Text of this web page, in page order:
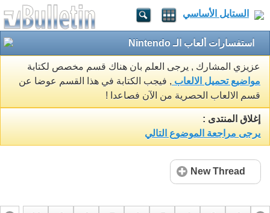
الستايل الأساسي
استفسارات ألعاب الـ Nintendo
عزيزي المشارك , يرجى العلم بان هناك قسم مخصص لكتابة
مواضيع تحميل الالعاب , فيجب الكتابة في هذا القسم عوضا عن
قسم الالعاب الحصرية من الآن فصاعدا !
إغلاق المنتدى :
يرجى مراجعة الموضوع التالي
New Thread